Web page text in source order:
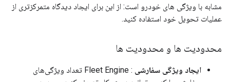
مشابه با ویژگی های خودرو است: از این برای ایجاد دیدگاه متمرکزتری از
عملیات تحویل خود استفاده کنید.
محدودیت ها و محدودیت ها
ایجاد ویژگی سفارشی
: Fleet Engine تعداد ویژگی‌های